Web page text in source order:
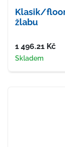
Klasik/floor
žlabu
Cena
1 496.21 Kč
Dostupnost
Skladem